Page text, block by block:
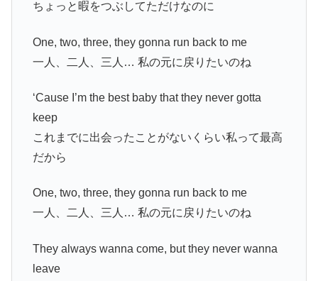
ちょっと暇をつぶしてただけなのに
One, two, three, they gonna run back to me
一人、二人、三人… 私の元に戻りたいのね
‘Cause I’m the best baby that they never gotta
keep
これまでに出会ったことがないくらい私って最高
だから
One, two, three, they gonna run back to me
一人、二人、三人… 私の元に戻りたいのね
They always wanna come, but they never wanna
leave